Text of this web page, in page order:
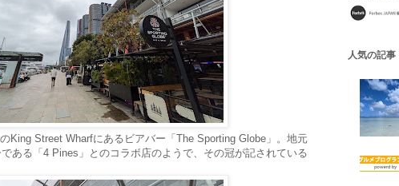
King Street Wharfにあるビアバー「The Sporting Globe」。地元
ある「4 Pines」とのコラボ店のようで、その冠が記されている
人気の記事